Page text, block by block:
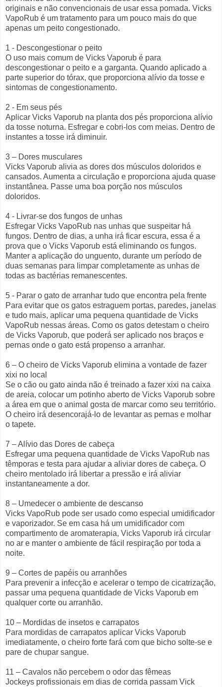
originais e não convencionais de usar essa pomada. Vicks
VapoRub é um tratamento para um pouco mais do que
apenas um peito congestionado.
1 - Descongestionar o peito
O uso mais comum de Vicks Vaporub é para
descongestionar o peito e a garganta. Quando aplicado a
parte superior do tórax, que proporciona alívio da tosse e
sintomas de congestionamento.
2 - Em seus pés
Aplicar Vicks Vaporub na planta dos pés proporciona alívio
da tosse noturna. Esfregar e cobri-los com meias. Dentro de
instantes a tosse irá diminuir.
3 – Dores musculares
Vicks Vaporub alivia as dores dos músculos doloridos e
cansados. Aumenta a circulação e proporciona ajuda quase
instantânea. Passe uma boa porção nos músculos
doloridos.
4 - Livrar-se dos fungos de unhas
Esfregar Vicks VapoRub nas unhas que suspeitar há
fungos. Dentro de dias, a unha irá ficar escura, essa é a
prova que o Vicks Vaporub está eliminando os fungos.
Manter a aplicação do unguento, durante um período de
duas semanas para limpar completamente as unhas de
todas as bactérias remanescentes.
5 - Parar o gato de arranhar tudo que encontra pela frente
Para evitar que os gatos estraguem portas, paredes, janelas
e tudo mais, aplicar uma pequena quantidade de Vicks
VapoRub nessas áreas. Como os gatos detestam o cheiro
de Vicks Vaporub, que poderá ser aplicado nos braços e
pernas onde o gato está propenso a arranhar.
6 – O cheiro de Vicks Vaporub elimina a vontade de fazer
xixi no local
Se o cão ou gato ainda não é treinado a fazer xixi na caixa
de areia, colocar um potinho aberto de Vicks Vaporub sobre
a área em que o animal gosta de marcar como seu território.
O cheiro irá desencorajá-lo de levantar as pernas e molhar
o tapete.
7 – Alívio das Dores de cabeça
Esfregar uma pequena quantidade de Vicks VapoRub nas
têmporas e testa para ajudar a aliviar dores de cabeça. O
cheiro mentolado irá libertar a pressão e irá aliviar
instantaneamente a dor.
8 – Umedecer o ambiente de descanso
Vicks VapoRub pode ser usado ​​como especial umidificador
e vaporizador. Se em casa há um umidificador com
compartimento de aromaterapia, Vicks Vaporub irá circular
no ar e manter o ambiente de fácil respiração por toda a
noite.
9 – Cortes de papéis ou arranhões
Para prevenir a infecção e acelerar o tempo de cicatrização,
passar uma pequena quantidade de Vicks Vaporub em
qualquer corte ou arranhão.
10 – Mordidas de insetos e carrapatos
Para mordidas de carrapatos aplicar Vicks Vaporub
imediatamente, o cheiro forte fará com que bicho solte-se e
pare de chupar sangue.
11 – Cavalos não percebem o odor das fêmeas
Jockeys profissionais em dias de corrida passam Vick